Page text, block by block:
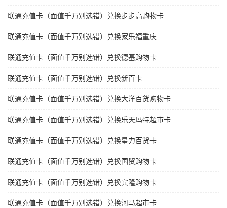
联通充值卡（面值千万别选错）兑换步步高购物卡
联通充值卡（面值千万别选错）兑换家乐福重庆
联通充值卡（面值千万别选错）兑换德基购物卡
联通充值卡（面值千万别选错）兑换新百卡
联通充值卡（面值千万别选错）兑换大洋百货购物卡
联通充值卡（面值千万别选错）兑换乐天玛特超市卡
联通充值卡（面值千万别选错）兑换星力百货卡
联通充值卡（面值千万别选错）兑换国贸购物卡
联通充值卡（面值千万别选错）兑换宾隆购物卡
联通充值卡（面值千万别选错）兑换河马超市卡